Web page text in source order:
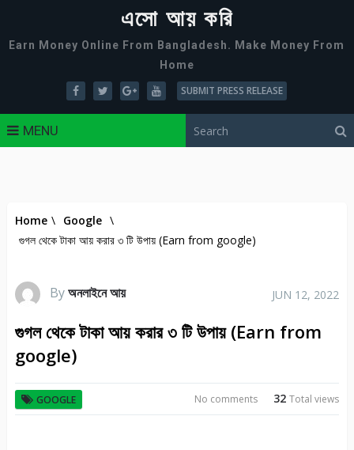
এসো আয় করি
Earn Money Online From Bangladesh. Make Money From
Home
SUBMIT PRESS RELEASE
MENU
Home \ Google \
গুগল থেকে টাকা আয় করার ৩ টি উপায় (Earn from google)
Byঅনলাইনে আয় JUN 12, 2022
গুগল থেকে টাকা আয় করার ৩ টি উপায় (Earn from
google)
GOOGLE 32Total views
No comments